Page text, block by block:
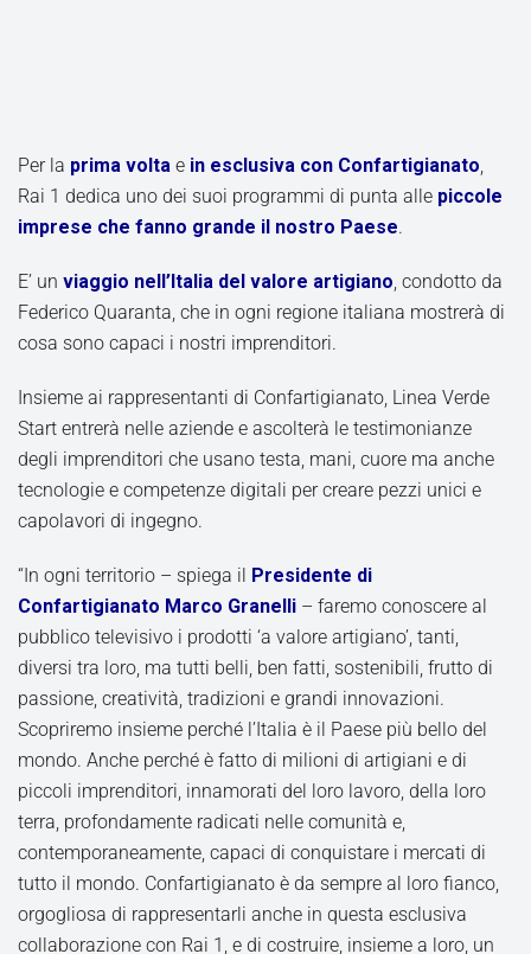
Per la prima volta e in esclusiva con Confartigianato,
Rai 1 dedica uno dei suoi programmi di punta alle piccole
imprese che fanno grande il nostro Paese.
E’ un viaggio nell’Italia del valore artigiano, condotto da
Federico Quaranta, che in ogni regione italiana mostrerà di
cosa sono capaci i nostri imprenditori.
Insieme ai rappresentanti di Confartigianato, Linea Verde
Start entrerà nelle aziende e ascolterà le testimonianze
degli imprenditori che usano testa, mani, cuore ma anche
tecnologie e competenze digitali per creare pezzi unici e
capolavori di ingegno.
“In ogni territorio – spiega il Presidente di
Confartigianato Marco Granelli – faremo conoscere al
pubblico televisivo i prodotti ‘a valore artigiano’, tanti,
diversi tra loro, ma tutti belli, ben fatti, sostenibili, frutto di
passione, creatività, tradizioni e grandi innovazioni.
Scopriremo insieme perché l’Italia è il Paese più bello del
mondo. Anche perché è fatto di milioni di artigiani e di
piccoli imprenditori, innamorati del loro lavoro, della loro
terra, profondamente radicati nelle comunità e,
contemporaneamente, capaci di conquistare i mercati di
tutto il mondo. Confartigianato è da sempre al loro fianco,
orgogliosa di rappresentarli anche in questa esclusiva
collaborazione con Rai 1, e di costruire, insieme a loro, un